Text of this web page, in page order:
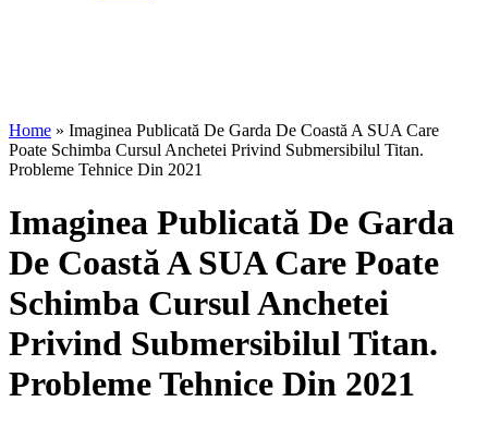
Home » Imaginea Publicată De Garda De Coastă A SUA Care
Poate Schimba Cursul Anchetei Privind Submersibilul Titan.
Probleme Tehnice Din 2021
Imaginea Publicată De Garda
De Coastă A SUA Care Poate
Schimba Cursul Anchetei
Privind Submersibilul Titan.
Probleme Tehnice Din 2021